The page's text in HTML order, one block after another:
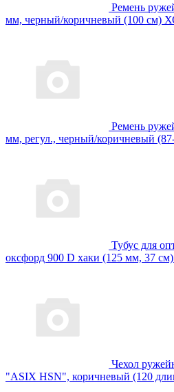
Ремень
мм, черный/коричневый (100 см)
Ремень
мм, регул., черный/коричневый
Тубус для
оксфорд 900 D хаки (125 мм, 37
Чехол
"ASIX HSN", коричневый (120